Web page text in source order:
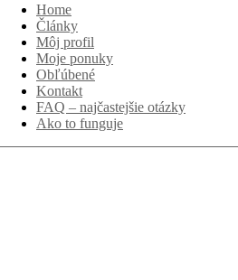
Home
Články
Môj profil
Moje ponuky
Obľúbené
Kontakt
FAQ – najčastejšie otázky
Ako to funguje